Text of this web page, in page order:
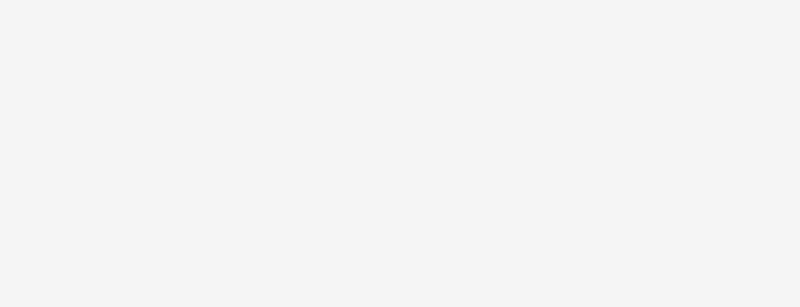
voti
voti